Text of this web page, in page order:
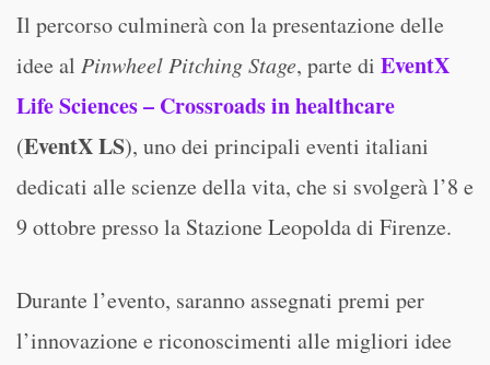
Il percorso culminerà con la presentazione delle
idee al Pinwheel Pitching Stage, parte di EventX
Life Sciences – Crossroads in healthcare
(EventX LS), uno dei principali eventi italiani
dedicati alle scienze della vita, che si svolgerà l’8 e
9 ottobre presso la Stazione Leopolda di Firenze.
Durante l’evento, saranno assegnati premi per
l’innovazione e riconoscimenti alle migliori idee